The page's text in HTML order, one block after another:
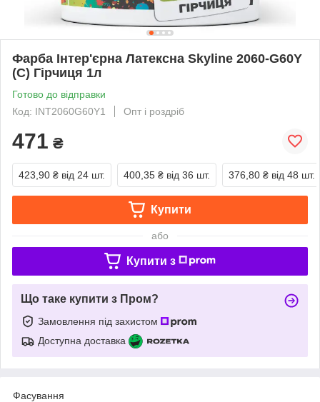
Фарба Інтер'єрна Латексна Skyline 2060-G60Y
(C) Гірчиця 1л
Готово до відправки
Код: INT2060G60Y1
Опт і роздріб
471 ₴
423,90 ₴ від 24 шт. 400,35 ₴ від 36 шт. 376,80 ₴ від 48 шт.
Купити
або
Купити з
Що таке купити з Пром?
Замовлення під захистом
Доступна доставка
Фасування